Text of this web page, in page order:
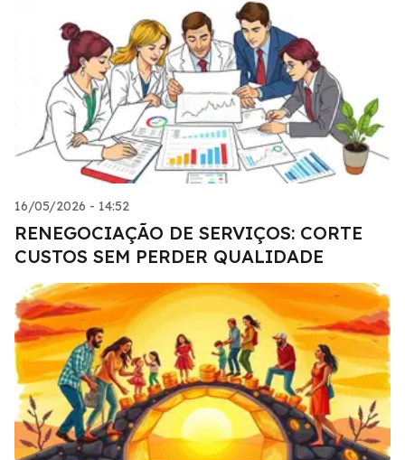
16/05/2026 - 14:52
RENEGOCIAÇÃO DE SERVIÇOS: CORTE
CUSTOS SEM PERDER QUALIDADE